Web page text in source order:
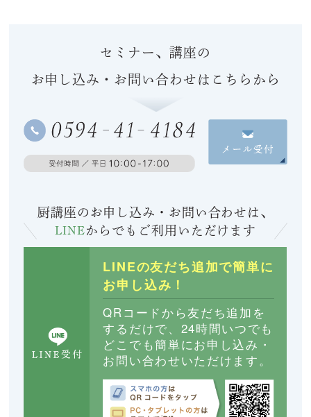
セミナー、講座の
お申し込み・お問い合わせはこちらから
厨講座のお申し込み・お問い合わせは、
LINEからでも ご利用いただけます
LINEの友だち追加で簡単に
お申し込み！
QRコードから友だち追加を
するだけで、24時間いつでも
どこでも簡単にお申し込み・
お問い合わせいただけます。